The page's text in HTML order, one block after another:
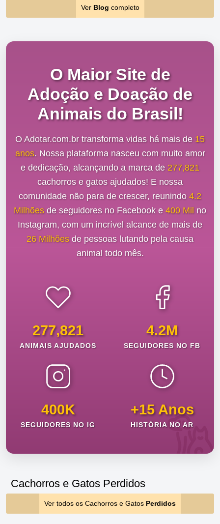
Ver Blog completo
O Maior Site de
Adoção e Doação de
Animais do Brasil!
O Adotar.com.br transforma vidas há mais de 15
anos. Nossa plataforma nasceu com muito amor
e dedicação, alcançando a marca de 277,821
cachorros e gatos ajudados! E nossa
comunidade não para de crescer, reunindo 4.2
Milhõesde seguidores no Facebook e 400 Mil no
Instagram, com um incrível alcance de mais de
26 Milhõesde pessoas lutando pela causa
animal todo mês.
277,821
ANIMAIS AJUDADOS
4.2M
SEGUIDORES NO FB
400K
SEGUIDORES NO IG
+15 Anos
HISTÓRIA NO AR
Cachorros e Gatos Perdidos
Ver todos os Cachorros e Gatos Perdidos